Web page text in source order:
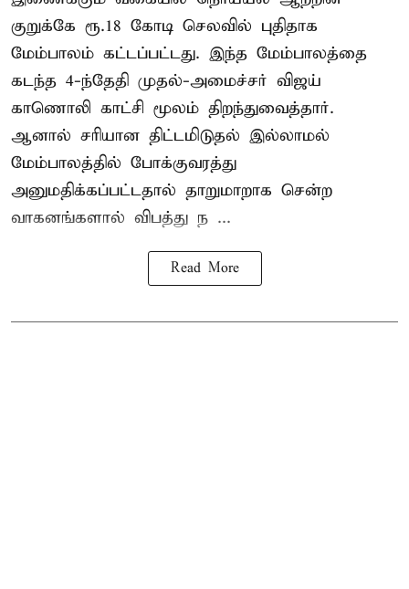
குறுக்கே ரூ.18 கோடி செலவில் புதிதாக
மேம்பாலம் கட்டப்பட்டது. இந்த மேம்பாலத்தை
கடந்த 4-ந்தேதி முதல்-அமைச்சர் விஜய்
காணொலி காட்சி மூலம் திறந்துவைத்தார்.
ஆனால் சரியான திட்டமிடுதல் இல்லாமல்
மேம்பாலத்தில் போக்குவரத்து
அனுமதிக்கப்பட்டதால் தாறுமாறாக சென்ற
வாகனங்களால் விபத்து ந ...
Read More